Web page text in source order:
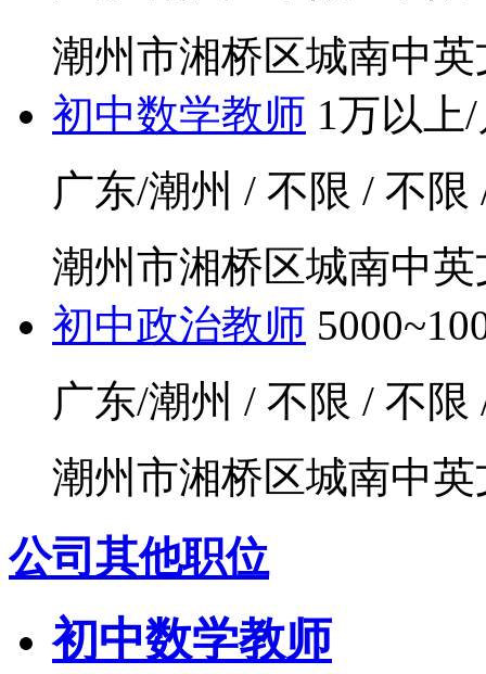
潮州市湘桥区城南中
初中数学教师 1万以上
广东/潮州 / 不限 / 不限
潮州市湘桥区城南中
初中政治教师
广东/潮州 / 不限 / 不限
潮州市湘桥区城南中
公司其他职位
初中数学教师